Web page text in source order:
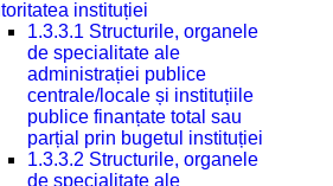
instituției
1.3.3.1 Structurile, organele
de specialitate ale
administrației publice
centrale/locale și instituțiile
publice finanțate total sau
parțial prin bugetul instituției
1.3.3.2 Structurile, organele
de specialitate ale